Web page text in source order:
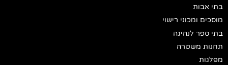
בתי אבות
מוסכים ומכוני רישוי
בתי ספר לנהיגה
תחנות משטרה
מפלגות